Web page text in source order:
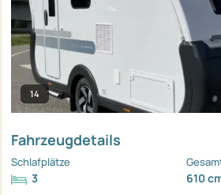
14
Fahrzeugdetails
Schlafplätze
3 610